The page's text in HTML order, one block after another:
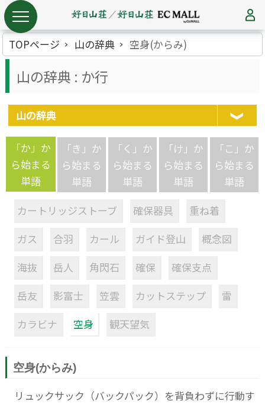
TOPページ 山の辞典 空身(からみ)
山の辞典 : か行
山の辞典
「か」か
ら始まる
単語
「き」か
ら始まる
単語
「く」か
ら始まる
単語
「け」か
ら始まる
単語
「こ」か
ら始まる
単語
カートリッジストーブ
確保器具
重ね着
ガス
合羽 カール ガイド登山
概念図
海抜
岳人 角閃石 確保
確保支点
岳友
影富士 笠雲 カットステップ
雷
カラビナ
空身 観天望気
空身(からみ)
リュックサック（バックパック）を背負わずに行動す